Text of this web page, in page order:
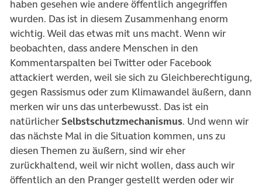
haben gesehen wie andere öffentlich angegriffen
wurden. Das ist in diesem Zusammenhang enorm
wichtig. Weil das etwas mit uns macht. Wenn wir
beobachten, dass andere Menschen in den
Kommentarspalten bei Twitter oder Facebook
attackiert werden, weil sie sich zu Gleichberechtigung,
gegen Rassismus oder zum Klimawandel äußern, dann
merken wir uns das unterbewusst. Das ist ein
natürlicherSelbstschutzmechanismus. Und wenn wir
das nächste Mal in die Situation kommen, uns zu
diesen Themen zu äußern, sind wir eher
zurückhaltend, weil wir nicht wollen, dass auch wir
öffentlich an den Pranger gestellt werden oder wir